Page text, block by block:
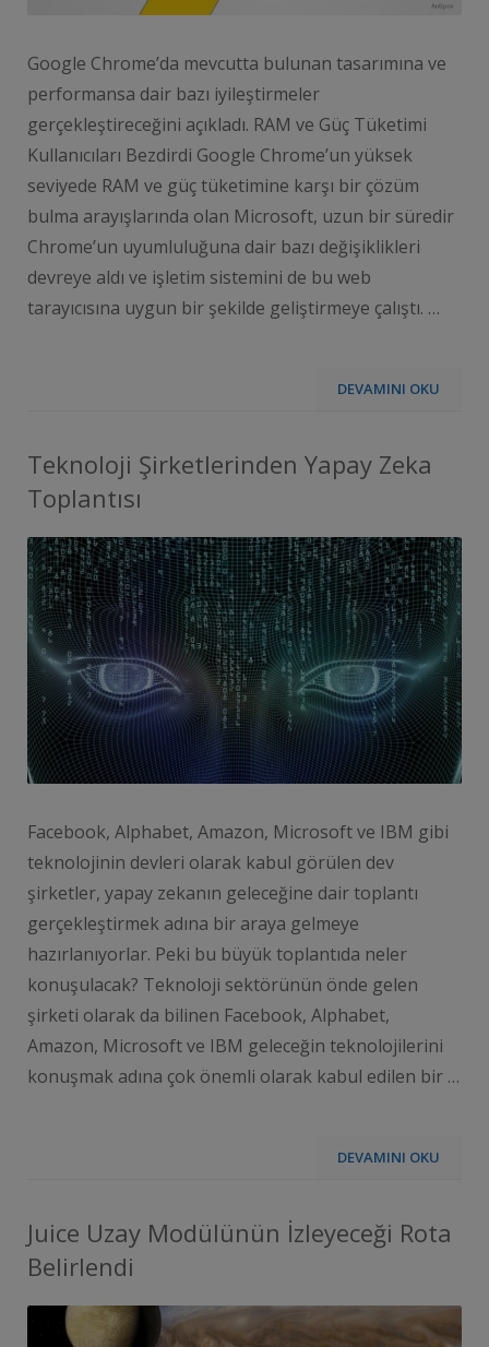
Google Chrome’da mevcutta bulunan tasarımına ve
performansa dair bazı iyileştirmeler
gerçekleştireceğini açıkladı. RAM ve Güç Tüketimi
Kullanıcıları Bezdirdi Google Chrome’un yüksek
seviyede RAM ve güç tüketimine karşı bir çözüm
bulma arayışlarında olan Microsoft, uzun bir süredir
Chrome’un uyumluluğuna dair bazı değişiklikleri
devreye aldı ve işletim sistemini de bu web
tarayıcısına uygun bir şekilde geliştirmeye çalıştı. …
DEVAMINI OKU
Teknoloji Şirketlerinden Yapay Zeka
Toplantısı
Facebook, Alphabet, Amazon, Microsoft ve IBM gibi
teknolojinin devleri olarak kabul görülen dev
şirketler, yapay zekanın geleceğine dair toplantı
gerçekleştirmek adına bir araya gelmeye
hazırlanıyorlar. Peki bu büyük toplantıda neler
konuşulacak? Teknoloji sektörünün önde gelen
şirketi olarak da bilinen Facebook, Alphabet,
Amazon, Microsoft ve IBM geleceğin teknolojilerini
konuşmak adına çok önemli olarak kabul edilen bir …
DEVAMINI OKU
Juice Uzay Modülünün İzleyeceği Rota
Belirlendi